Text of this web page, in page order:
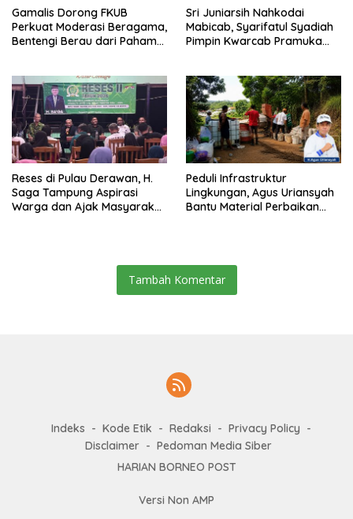
Gamalis Dorong FKUB
Perkuat Moderasi Beragama,
Bentengi Berau dari Paham
Sri Juniarsih Nahkodai
Mabicab, Syarifatul Syadiah
Pimpin Kwarcab Pramuka
Reses di Pulau Derawan, H.
Saga Tampung Aspirasi
Warga dan Ajak Masyarakat
Peduli Infrastruktur
Lingkungan, Agus Uriansyah
Bantu Material Perbaikan
Tambah Komentar
Indeks Kode Etik Redaksi
Privacy Policy
Disclaimer
Pedoman Media Siber
HARIAN BORNEO POST
Versi Non AMP